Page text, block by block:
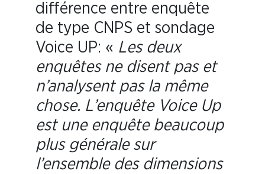
différence entre enquête
de type CNPS et sondage
Voice UP: « Les deux
enquêtes ne disent pas et
n’analysent pas la même
chose. L’enquête Voice Up
est une enquête beaucoup
plus générale sur
l’ensemble des dimensions